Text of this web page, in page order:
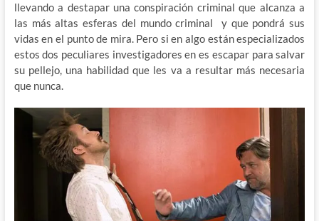
llevando a destapar una conspiración criminal que alcanza a
las más altas esferas del mundo criminal y que pondrá sus
vidas en el punto de mira. Pero si en algo están especializados
estos dos peculiares investigadores en es escapar para salvar
su pellejo, una habilidad que les va a resultar más necesaria
que nunca.